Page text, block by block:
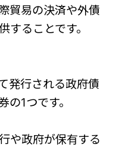
貿易の決済や外債
することです。
発行される政府債
1つです。
や政府が保有する